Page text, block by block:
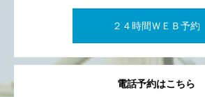
２４時間ＷＥＢ予約
電話予約はこちら